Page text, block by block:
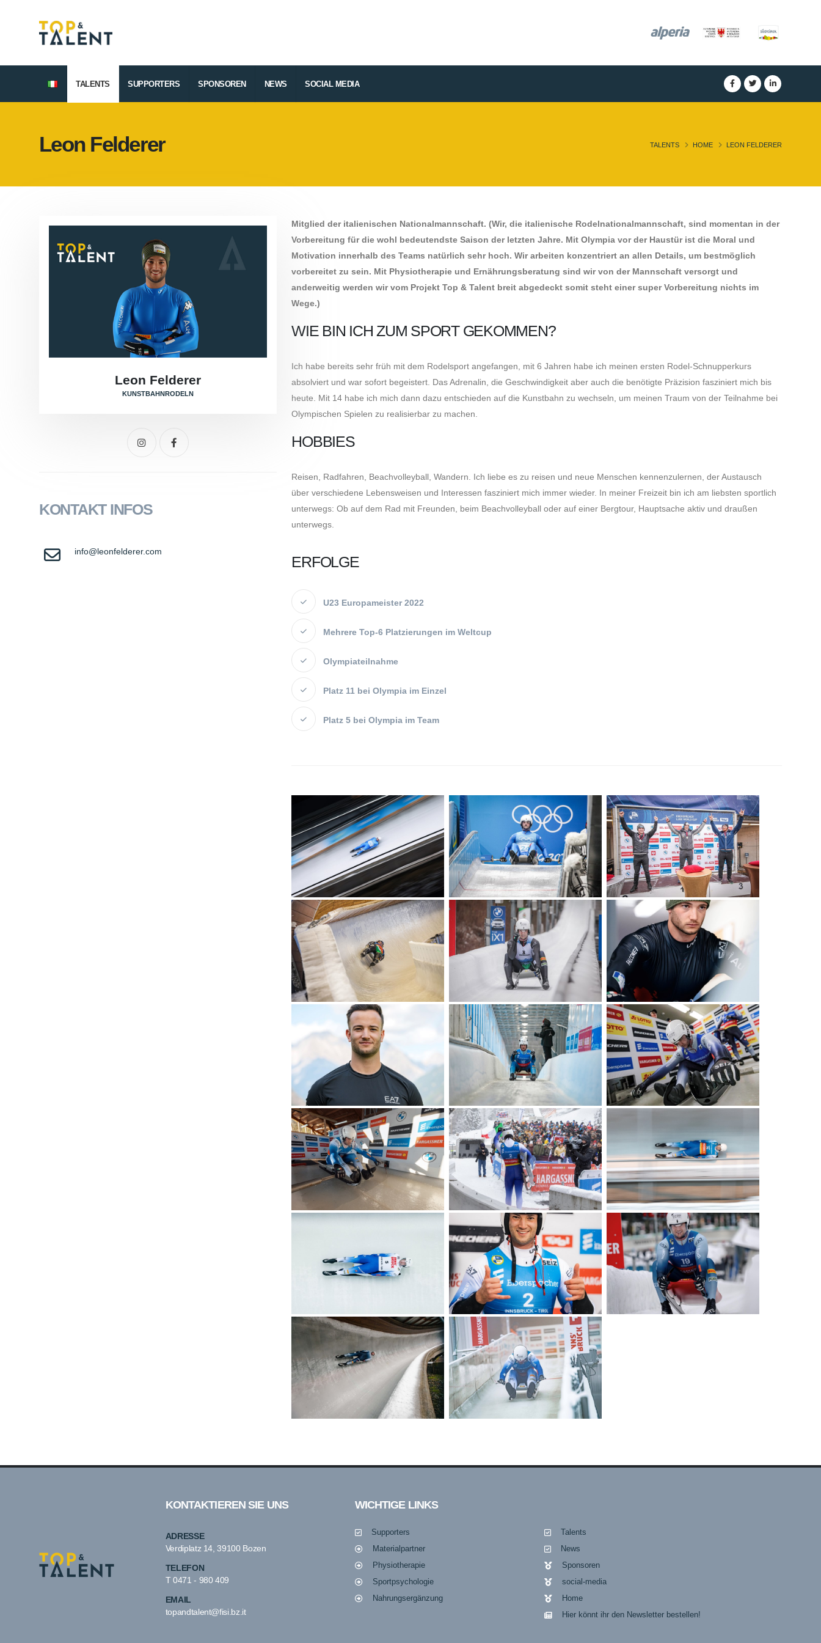
TALENTS SUPPORTERS SPONSOREN NEWS SOCIAL MEDIA
Leon Felderer TALENTS HOME LEON FELDERER
Leon Felderer
KUNSTBAHNRODELN
KONTAKT INFOS
info@leonfelderer.com
Mitglied der italienischen Nationalmannschaft. (Wir, die italienische Rodelnationalmannschaft, sind momentan in der
Vorbereitung für die wohl bedeutendste Saison der letzten Jahre. Mit Olympia vor der Haustür ist die Moral und
Motivation innerhalb des Teams natürlich sehr hoch. Wir arbeiten konzentriert an allen Details, um bestmöglich
vorbereitet zu sein. Mit Physiotherapie und Ernährungsberatung sind wir von der Mannschaft versorgt und
anderweitig werden wir vom Projekt Top & Talent breit abgedeckt somit steht einer super Vorbereitung nichts im
Wege.)
WIE BIN ICH ZUM SPORT GEKOMMEN?
Ich habe bereits sehr früh mit dem Rodelsport angefangen, mit 6 Jahren habe ich meinen ersten Rodel-Schnupperkurs
absolviert und war sofort begeistert. Das Adrenalin, die Geschwindigkeit aber auch die benötigte Präzision fasziniert mich bis
heute. Mit 14 habe ich mich dann dazu entschieden auf die Kunstbahn zu wechseln, um meinen Traum von der Teilnahme bei
Olympischen Spielen zu realisierbar zu machen.
HOBBIES
Reisen, Radfahren, Beachvolleyball, Wandern. Ich liebe es zu reisen und neue Menschen kennenzulernen, der Austausch
über verschiedene Lebensweisen und Interessen fasziniert mich immer wieder. In meiner Freizeit bin ich am liebsten sportlich
unterwegs: Ob auf dem Rad mit Freunden, beim Beachvolleyball oder auf einer Bergtour, Hauptsache aktiv und draußen
unterwegs.
ERFOLGE
U23 Europameister 2022
Mehrere Top-6 Platzierungen im Weltcup
Olympiateilnahme
Platz 11 bei Olympia im Einzel
Platz 5 bei Olympia im Team
KONTAKTIEREN SIE UNS
ADRESSE
Verdiplatz 14, 39100 Bozen
TELEFON
T0471 - 980 409
EMAIL
topandtalent@fisi.bz.it
WICHTIGE LINKS
Supporters
Materialpartner
Physiotherapie
Sportpsychologie
Nahrungsergänzung
Talents
News
Sponsoren
social-media
Home
Hier könnt ihr den Newsletter bestellen!